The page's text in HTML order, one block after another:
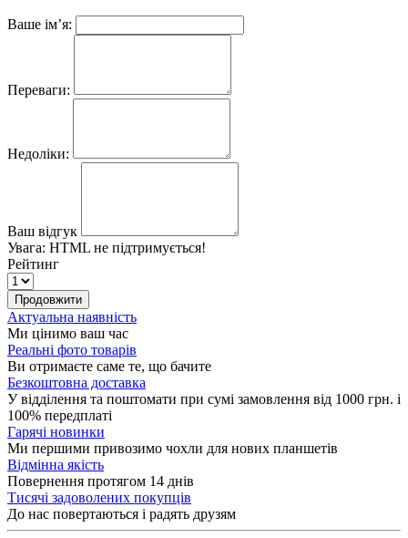
Ваше ім’я:
Переваги:
Недоліки:
Ваш відгук
Увага: HTML не підтримується!
Рейтинг
Продовжити
Актуальна наявність
Ми цінимо ваш час
Реальні фото товарів
Ви отримаєте саме те, що бачите
Безкоштовна доставка
У відділення та поштомати при сумі замовлення від 1000 грн. і
100% передплаті
Гарячі новинки
Ми першими привозимо чохли для нових планшетів
Відмінна якість
Повернення протягом 14 днів
Тисячі задоволених покупців
До нас повертаються і радять друзям